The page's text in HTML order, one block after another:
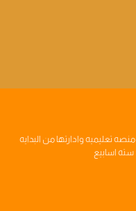
منصه تعليميه وادارتها من البدايه
سته اسابيع